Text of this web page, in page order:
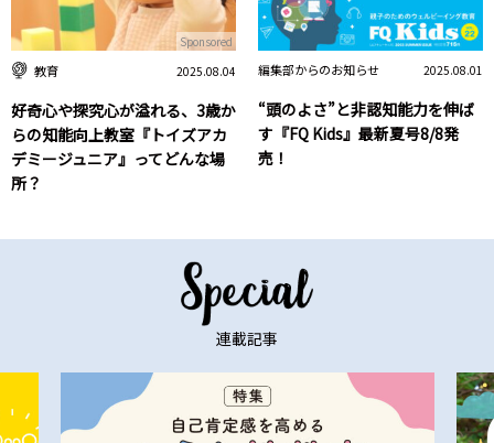
教育 2025.08.04
好奇心や探究心が溢れる、3歳か
らの知能向上教室『トイズアカ
デミージュニア』ってどんな場
所？
Sponsored
編集部からのお知らせ 2025.08.01
“頭のよさ”と非認知能力を伸ば
す『FQ Kids』最新夏号8/8発
売！
連載記事